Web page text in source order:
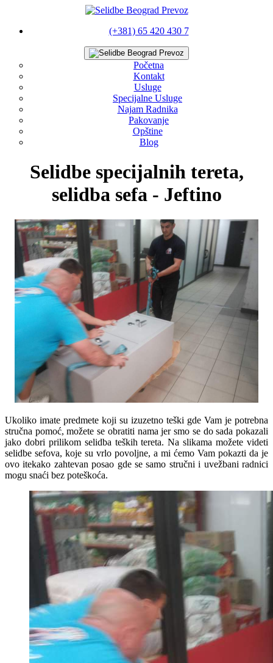
(+381) 65 420 430 7
Početna
Kontakt
Usluge
Specijalne Usluge
Najam Radnika
Pakovanje
Opštine
Blog
Selidbe specijalnih tereta,
selidba sefa - Jeftino
Ukoliko imate predmete koji su izuzetno teški gde Vam je potrebna
stručna pomoć, možete se obratiti nama jer smo se do sada pokazali
jako dobri prilikom selidba teških tereta. Na slikama možete videti
selidbe sefova, koje su vrlo povoljne, a mi ćemo Vam pokazti da je
ovo itekako zahtevan posao gde se samo stručni i uvežbani radnici
mogu snaći bez poteškoća.